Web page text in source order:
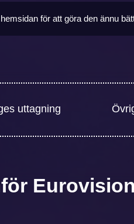
för att göra den ännu
uttagning